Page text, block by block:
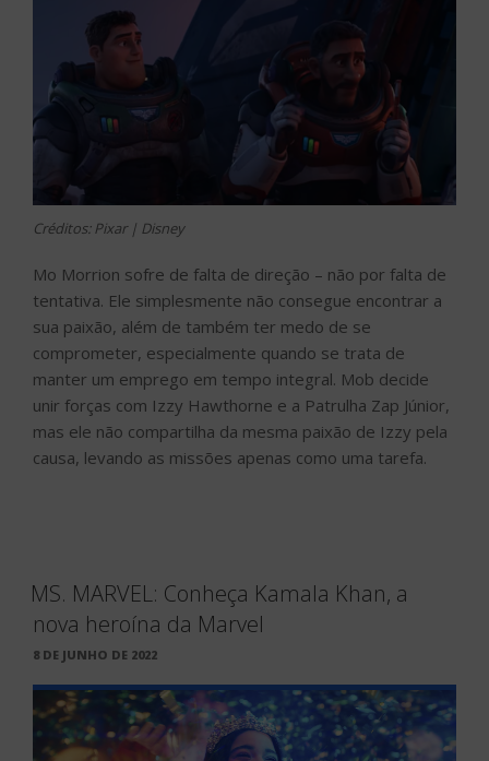
Créditos: Pixar | Disney
Mo Morrion sofre de falta de direção – não por falta de
tentativa. Ele simplesmente não consegue encontrar a
sua paixão, além de também ter medo de se
comprometer, especialmente quando se trata de
manter um emprego em tempo integral. Mob decide
unir forças com Izzy Hawthorne e a Patrulha Zap Júnior,
mas ele não compartilha da mesma paixão de Izzy pela
causa, levando as missões apenas como uma tarefa.
MS. MARVEL: Conheça Kamala Khan, a
nova heroína da Marvel
PUBLICADO
8 DE JUNHO DE 2022